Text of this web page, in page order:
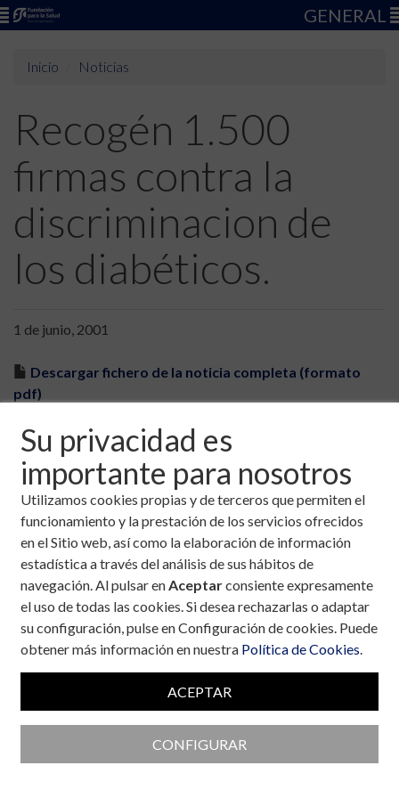
Su privacidad es
importante para nosotros
Utilizamos cookies propias y de terceros que permiten el
funcionamiento y la prestación de los servicios ofrecidos
en el Sitio web, así como la elaboración de información
estadística a través del análisis de sus hábitos de
navegación. Al pulsar enAceptarconsiente expresamente
el uso de todas las cookies. Si desea rechazarlas o adaptar
su configuración, pulse en Configuración de cookies. Puede
obtener más información en nuestra Política de Cookies.
ACEPTAR
CONFIGURAR
GENERAL
Inicio Noticias
Recogén 1.500
firmas contra la
discriminacion de
los diabéticos.
1 de junio, 2001
Descargar fichero de la noticia completa (formato
pdf)
Colaboran con la Fundación